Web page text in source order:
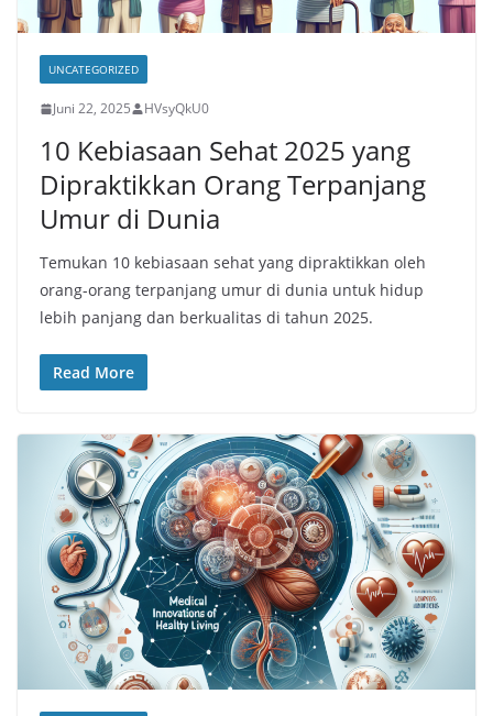
UNCATEGORIZED
Juni 22, 2025 HVsyQkU0
10 Kebiasaan Sehat 2025 yang
Dipraktikkan Orang Terpanjang
Umur di Dunia
Temukan 10 kebiasaan sehat yang dipraktikkan oleh
orang-orang terpanjang umur di dunia untuk hidup
lebih panjang dan berkualitas di tahun 2025.
Read More